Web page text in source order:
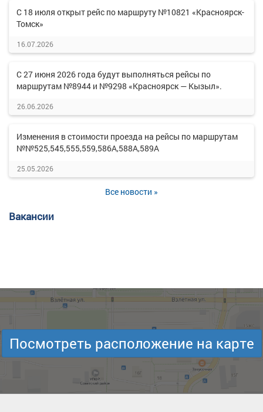
С 18 июля открыт рейс по маршруту №10821 «Красноярск-
Томск»
16.07.2026
С 27 июня 2026 года будут выполняться рейсы по
маршрутам №8944 и №9298 «Красноярск — Кызыл».
26.06.2026
Изменения в стоимости проезда на рейсы по маршрутам
№№525,545,555,559,586А,588А,589А
25.05.2026
Все новости »
Вакансии
Посмотреть расположение на карте